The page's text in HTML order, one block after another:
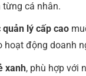
cá nhân.
lý cấp cao
hoạt động doanh
xanh, phù hợp với